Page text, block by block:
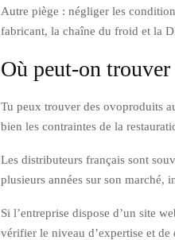
Autre piège : négliger les
fabricant, la chaîne du froid et la
Où peut-on
Tu peux trouver des ovoproduits
bien les contraintes de la
Les distributeurs français sont
plusieurs années sur son marché,
Si l’entreprise dispose d’un site
vérifier le niveau d’expertise et